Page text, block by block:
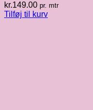
kr.149.00 pr. mtr
Tilføj til kurv